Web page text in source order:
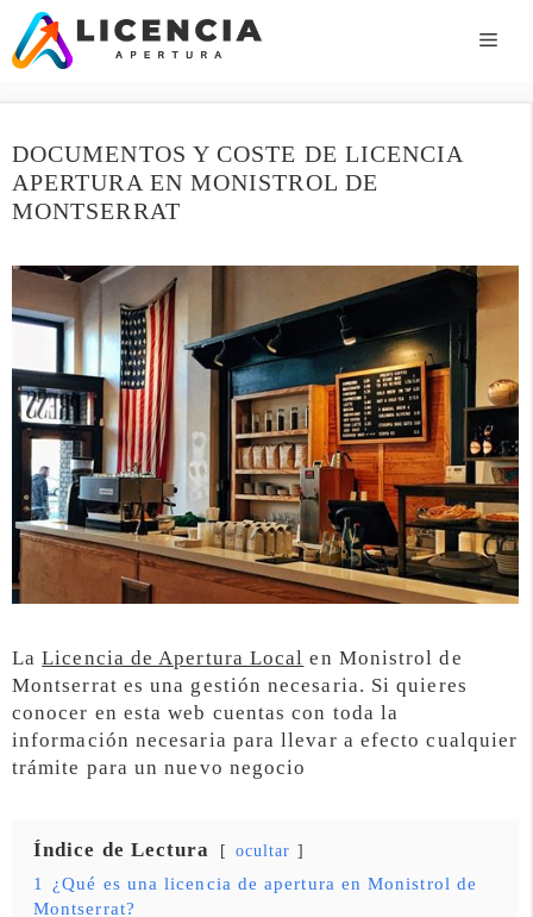
Saltar
contenido
DOCUMENTOS Y COSTE DE LICENCIA
APERTURA EN MONISTROL DE
MONTSERRAT
LaLicencia de Apertura Local en Monistrol de
Montserrat es una gestión necesaria. Si quieres
conocer en esta web cuentas con toda la
información necesaria para llevar a efecto cualquier
trámite para un nuevo negocio
Índice de Lectura ocultar
1
¿Qué es una licencia de apertura en Monistrol de
Montserrat?